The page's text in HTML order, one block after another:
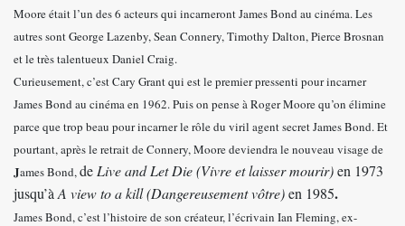
Moore était l’un des 6 acteurs qui incarneront James Bond au cinéma. Les
autres sont George Lazenby, Sean Connery, Timothy Dalton, Pierce Brosnan
et le très talentueux Daniel Craig.
Curieusement, c’est Cary Grant qui est le premier pressenti pour incarner
James Bond au cinéma en 1962. Puis on pense à Roger Moore qu’on élimine
parce que trop beau pour incarner le rôle du viril agent secret James Bond. Et
pourtant, après le retrait de Connery, Moore deviendra le nouveau visage de
James Bond,de Live and Let Die (Vivre et laisser mourir)en 1973
jusqu’à A view to a kill (Dangereusement vôtre)en 1985.
James Bond, c’est l’histoire de son créateur, l’écrivain Ian Fleming, ex-